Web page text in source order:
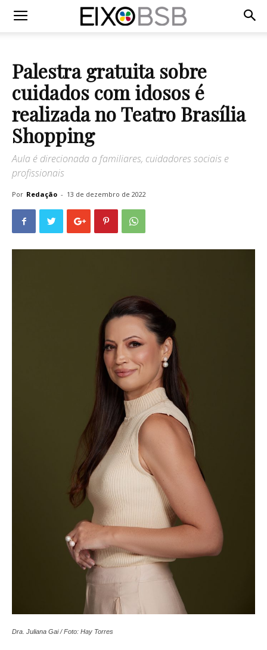
Palestra gratuita sobre
cuidados com idosos é
realizada no Teatro Brasília
Shopping
Aula é direcionada a familiares, cuidadores sociais e
profissionais
Por Redação - 13 de dezembro de 2022
Dra. Juliana Gai / Foto: Hay Torres